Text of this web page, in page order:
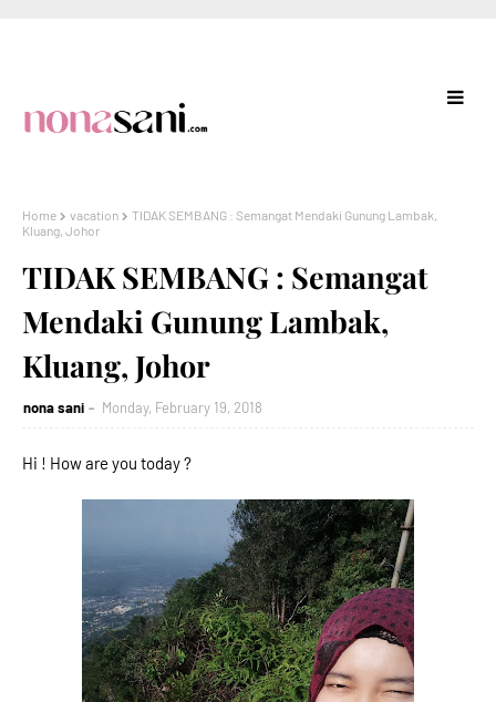
Home vacation
TIDAK SEMBANG : Semangat Mendaki Gunung Lambak,
Kluang, Johor
TIDAK SEMBANG : Semangat
Mendaki Gunung Lambak,
Kluang, Johor
nona sani Monday, February 19, 2018
Hi ! How are you today ?